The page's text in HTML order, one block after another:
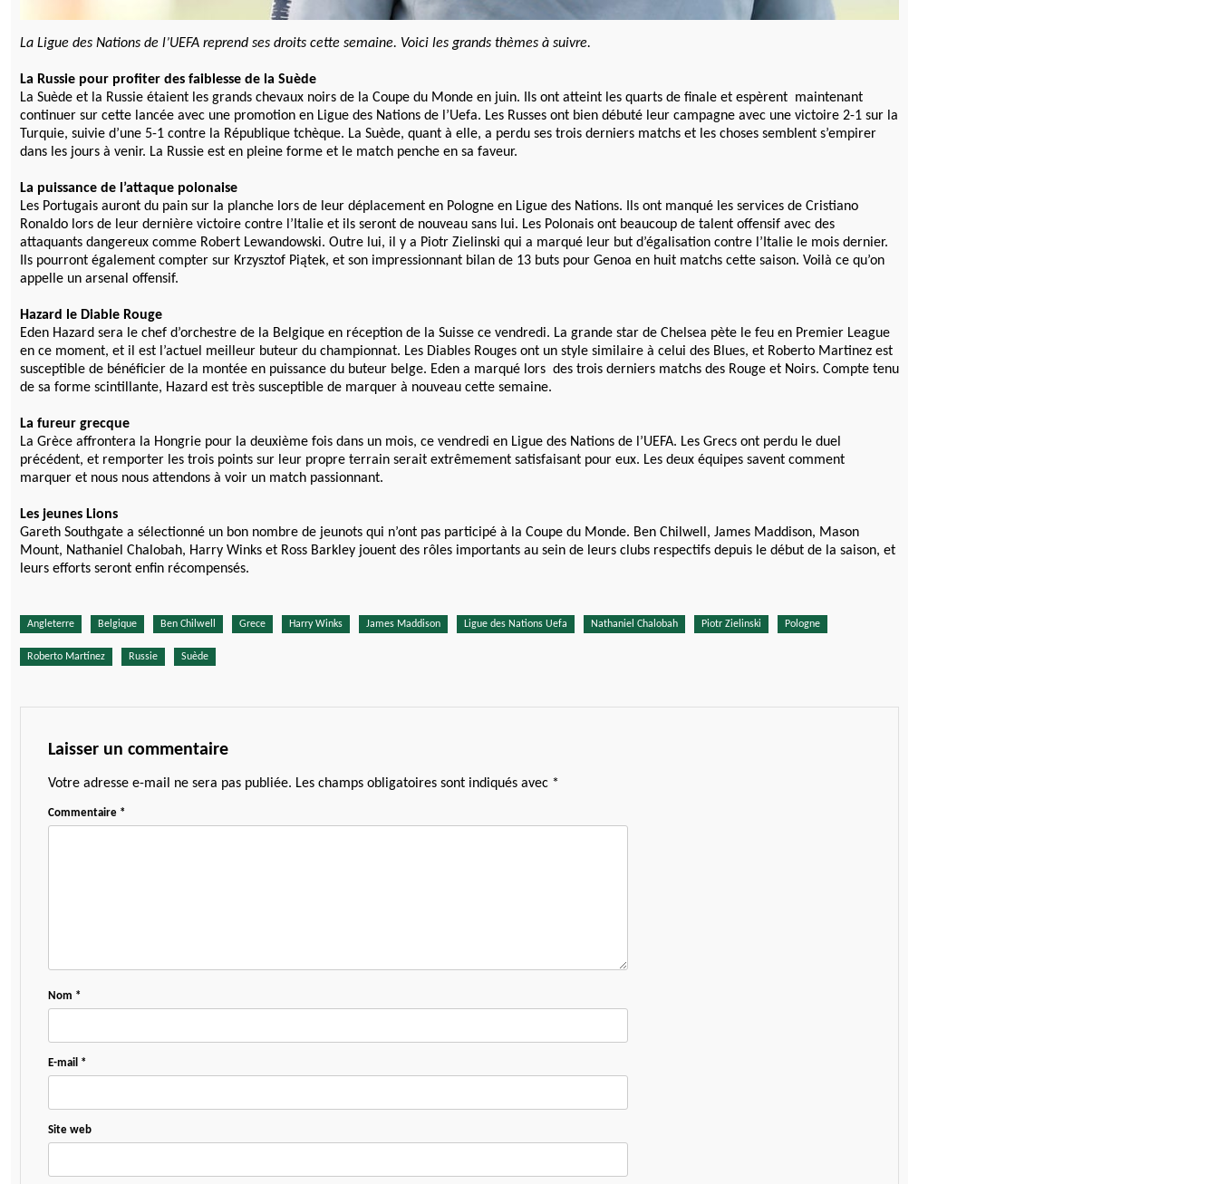
La Ligue des Nations de l’UEFA reprend ses droits cette semaine. Voici les grands thèmes à suivre.
La Russie pour profiter des faiblesse de la Suède
La Suède et la Russie étaient les grands chevaux noirs de la Coupe du Monde en juin. Ils ont atteint les quarts de finale et espèrent maintenant
continuer sur cette lancée avec une promotion en Ligue des Nations de l’Uefa. Les Russes ont bien débuté leur campagne avec une victoire 2-1 sur la
Turquie, suivie d’une 5-1 contre la République tchèque. La Suède, quant à elle, a perdu ses trois derniers matchs et les choses semblent s’empirer
dans les jours à venir. La Russie est en pleine forme et le match penche en sa faveur.
La puissance de l’attaque polonaise
Les Portugais auront du pain sur la planche lors de leur déplacement en Pologne en Ligue des Nations. Ils ont manqué les services de Cristiano
Ronaldo lors de leur dernière victoire contre l’Italie et ils seront de nouveau sans lui. Les Polonais ont beaucoup de talent offensif avec des
attaquants dangereux comme Robert Lewandowski. Outre lui, il y a Piotr Zielinski qui a marqué leur but d’égalisation contre l’Italie le mois dernier.
Ils pourront également compter sur Krzysztof Piątek, et son impressionnant bilan de 13 buts pour Genoa en huit matchs cette saison. Voilà ce qu’on
appelle un arsenal offensif.
Hazard le Diable Rouge
Eden Hazard sera le chef d’orchestre de la Belgique en réception de la Suisse ce vendredi. La grande star de Chelsea pète le feu en Premier League
en ce moment, et il est l’actuel meilleur buteur du championnat. Les Diables Rouges ont un style similaire à celui des Blues, et Roberto Martinez est
susceptible de bénéficier de la montée en puissance du buteur belge. Eden a marqué lors des trois derniers matchs des Rouge et Noirs. Compte tenu
de sa forme scintillante, Hazard est très susceptible de marquer à nouveau cette semaine.
La fureur grecque
La Grèce affrontera la Hongrie pour la deuxième fois dans un mois, ce vendredi en Ligue des Nations de l’UEFA. Les Grecs ont perdu le duel
précédent, et remporter les trois points sur leur propre terrain serait extrêmement satisfaisant pour eux. Les deux équipes savent comment
marquer et nous nous attendons à voir un match passionnant.
Les jeunes Lions
Gareth Southgate a sélectionné un bon nombre de jeunots qui n’ont pas participé à la Coupe du Monde. Ben Chilwell, James Maddison, Mason
Mount, Nathaniel Chalobah, Harry Winks et Ross Barkley jouent des rôles importants au sein de leurs clubs respectifs depuis le début de la saison, et
leurs efforts seront enfin récompensés.
Angleterre Belgique Ben Chilwell Grece Harry Winks James Maddison Ligue des Nations Uefa Nathaniel Chalobah Piotr Zielinski Pologne
Roberto Martínez Russie Suède
Laisser un commentaire
Votre adresse e-mail ne sera pas publiée. Les champs obligatoires sont indiqués avec *
Commentaire *
Nom *
E-mail *
Site web